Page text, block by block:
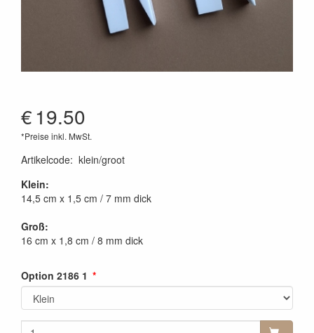
€19.50
*Preise inkl. MwSt.
Artikelcode: klein/groot
Klein:
14,5 cm x 1,5 cm / 7 mm dick
Groß:
16 cm x 1,8 cm / 8 mm dick
Option 2186 1